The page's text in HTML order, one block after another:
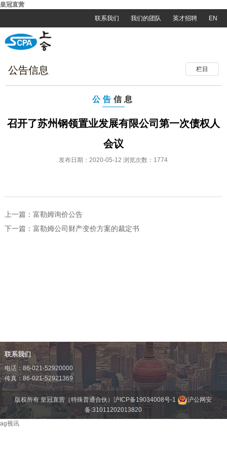
皇冠直营
联系我们
我们的团队 英才招聘 EN
栏目
公告信息
公告 信息
召开了苏州钢领置业发展有限公司第一次债权人
会议
发布日期：2020-05-12 浏览次数：1774
上一篇： 富勒姆询价公告
下一篇： 富勒姆公司财产变价方案的裁定书
联系我们
电话：86-021-52920000
传真：86-021-52921369
版权所有 皇冠直营（特殊普通合伙）沪ICP备19034008号-1
沪公网安
备:31011202013820
ag视讯